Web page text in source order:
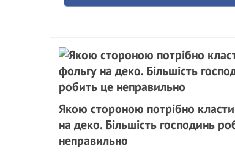
Якою стороною потрібно
на деко. Більшість господинь
неправильно